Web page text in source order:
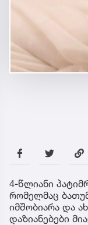
4-წლიანი
რომელმაც
იმშობიარა და
დაზიანებები